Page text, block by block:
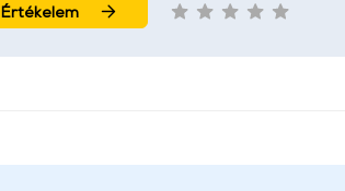
Értékelem